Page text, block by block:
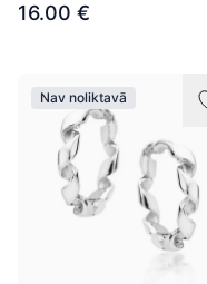
16.00 €
Nav noliktavā